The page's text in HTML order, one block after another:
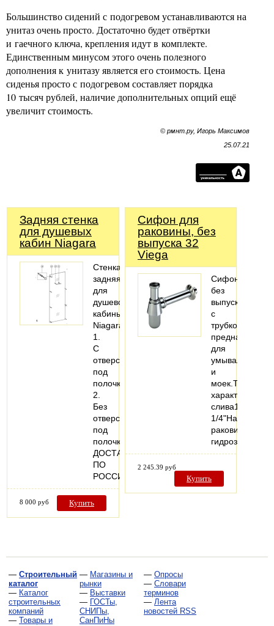
Большинство сидений с подогревом устанавливаются на
унитаз очень просто. Достаточно будет отвёртки
и гаечного ключа, крепления идут в комплекте.
Единственным минусом этого очень полезного
дополнения к унитазу является его стоимость. Цена
сиденья просто с подогревом составляет порядка
10 тысяч рублей, наличие дополнительных опций ещё
увеличит стоимость.
© рмнт.ру, Игорь Максимов
25.07.21
Задняя стенка
для душевых
кабин Niagara
Стенка
задняя
для
душевой
кабины
Niagara
1.
С
отверстиями
под
полочку
2.
Без
отверстий
под
полочку
ДОСТАВКА
ПО
РОССИИ
8 000 руб Купить
Сифoн для
раковины, без
выпуска 32
Viega
Сифон
без
выпуска
с
трубкой
предназначен
для
умывальников
и
слива1
1/
2 245.39 руб
Купить
— Строительный
каталог
— Каталог
строительных
компаний
— Товары и
— Магазины и
рынки
— Выставки
— ГОСТы,
СНИПы,
СанПиНы
— Опросы
— Словари
терминов
— Лента
новостей RSS